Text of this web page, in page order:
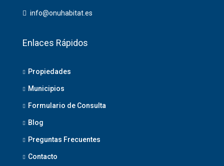
info@onuhabitat.es
Enlaces Rápidos
Propiedades
Municipios
Formulario de Consulta
Blog
Preguntas Frecuentes
Contacto